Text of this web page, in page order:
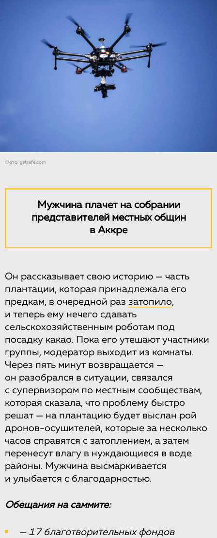
Фото: getrefe.com
Мужчина плачет на собрании
представителей местных общин
в Аккре
Он рассказывает свою историю — часть
плантации, которая принадлежала его
предкам, в очередной раз затопило,
и теперь ему нечего сдавать
сельскохозяйственным роботам под
посадку какао. Пока его утешают участники
группы, модератор выходит из комнаты.
Через пять минут возвращается —
он разобрался в ситуации, связался
с супервизором по местным сообществам,
которая сказала, что проблему быстро
решат — на плантацию будет выслан рой
дронов-осушителей, которые за несколько
часов справятся с затоплением, а затем
перенесут влагу в нуждающиеся в воде
районы. Мужчина высмаркивается
и улыбается с благодарностью.
Обещания на саммите:
— 17 благотворительных фондов